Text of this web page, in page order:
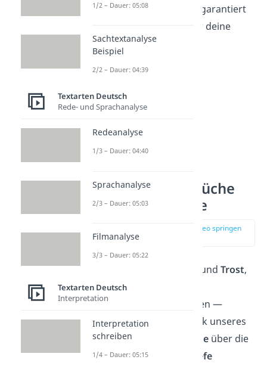
Kategorien, findest du garantiert
die perfekten Worte für deine
Herzensmenschen!
Emotionale Sprüche
über die Familie
zur Stelle im Video springen
Sie schenkt uns Stärke und Trost,
besonders in den
herausfordernden Zeiten —
Familie ist das Herzstück unseres
Lebens. Rührende Worteüber die
Familie fangen diese
tiefe
1/2 – Dauer: 05:08
Sachtextanalyse
Beispiel
2/2 – Dauer: 04:39
Textarten Deutsch
Rede- und Sprachanalyse
Redeanalyse
1/3 – Dauer: 04:40
Sprachanalyse
2/3 – Dauer: 05:03
Filmanalyse
3/3 – Dauer: 05:22
Textarten Deutsch
Interpretation
Interpretation
schreiben
1/4 – Dauer: 05:15